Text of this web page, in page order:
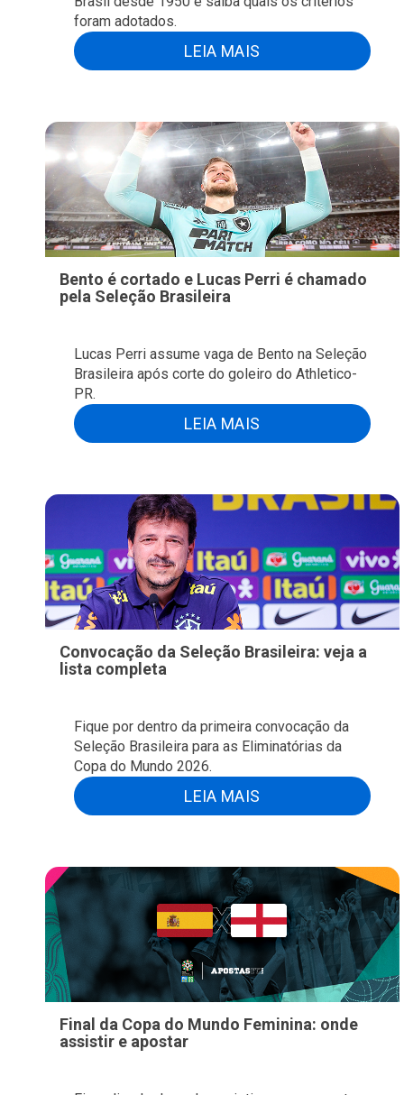
foram adotados.
LEIA MAIS
Bento é cortado e Lucas Perri é chamado
pela Seleção Brasileira
Lucas Perri assume vaga de Bento na Seleção
Brasileira após corte do goleiro do Athletico-
PR.
LEIA MAIS
Convocação da Seleção Brasileira: veja a
lista completa
Fique por dentro da primeira convocação da
Seleção Brasileira para as Eliminatórias da
Copa do Mundo 2026.
LEIA MAIS
Final da Copa do Mundo Feminina: onde
assistir e apostar